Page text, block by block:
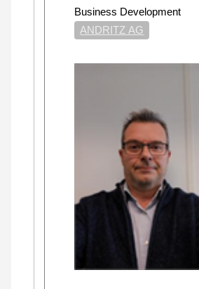
Business Development
ANDRITZ AG